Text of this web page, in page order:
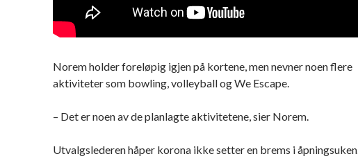
Norem holder foreløpig igjen på kortene, men nevner noen flere
aktiviteter som bowling, volleyball og We Escape.
– Det er noen av de planlagte aktivitetene, sier Norem.
Utvalgslederen håper korona ikke setter en brems i åpningsuken.